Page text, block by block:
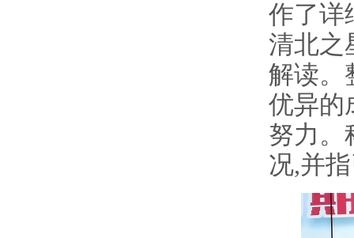
作了详
清北之
解读。
优异的
努力。
况,并